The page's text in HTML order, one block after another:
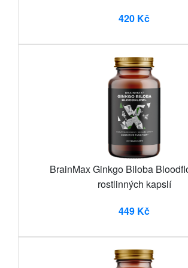
420 Kč
BrainMax Ginkgo Biloba
rostlinných kapslí
449 Kč